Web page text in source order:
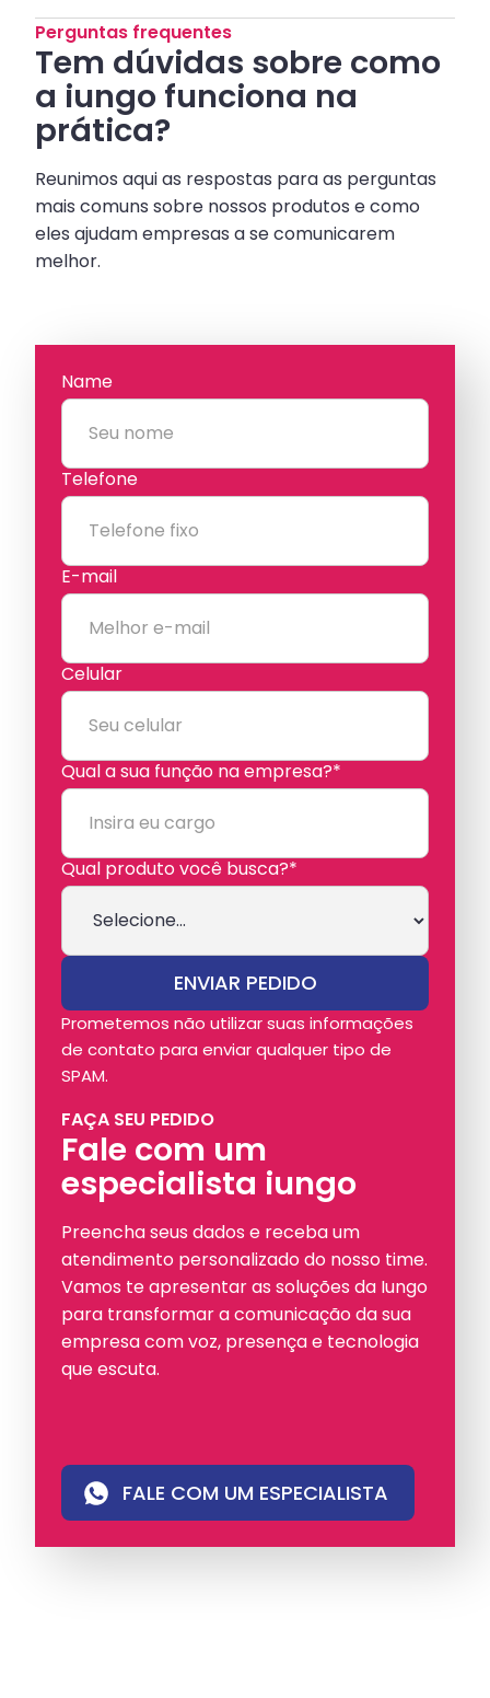
Perguntas frequentes
Tem dúvidas sobre como
a iungo funciona na
prática?
Reunimos aqui as respostas para as perguntas
mais comuns sobre nossos produtos e como
eles ajudam empresas a se comunicarem
melhor.
FAÇA SEU PEDIDO
Fale com um
especialista iungo
Preencha seus dados e receba um
atendimento personalizado do nosso time.
Vamos te apresentar as soluções da Iungo
para transformar a comunicação da sua
empresa com voz, presença e tecnologia
que escuta.
FALE COM UM ESPECIALISTA
Name
Telefone
E-mail
Celular
Qual a sua função na empresa?*
Qual produto você busca?*
Prometemos não utilizar suas informações
de contato para enviar qualquer tipo de
SPAM.